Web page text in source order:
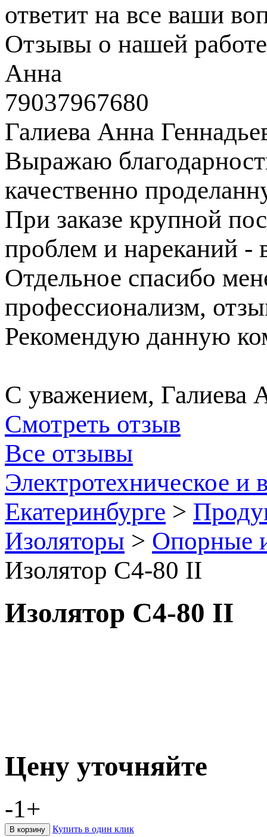
ответит на все ваши
Отзывы о нашей работе
Анна
79037967680
Галиева Анна
Выражаю
качественно
При заказе крупной
проблем и нареканий -
Отдельное спасибо
профессионализм,
Рекомендую данную
С уважением, Галиева
Смотреть отзыв
Все отзывы
Электротехническое и
Екатеринбурге >
Изоляторы > Опорные
Изолятор С4-80 II
Изолятор С4-80 II
Цену уточняйте
-1+
Купить в один клик